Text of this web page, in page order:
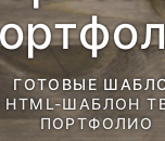
ГОТОВЫЕ
HTML-ШАБЛОН
ПОРТФОЛИО